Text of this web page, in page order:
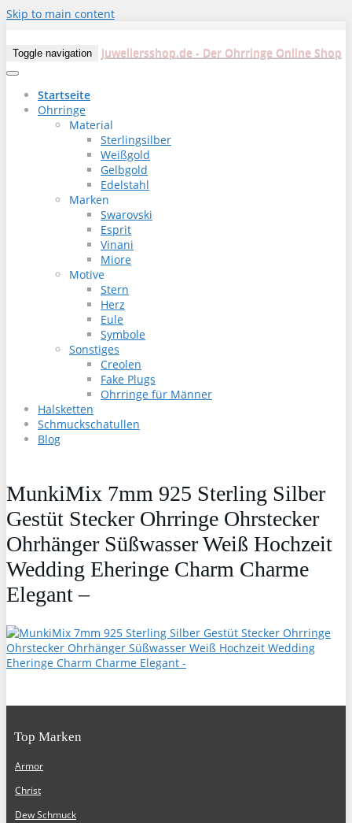
Skip to main content
Toggle navigation Juweliersshop.de - Der Ohrringe Online Shop
Startseite
Ohrringe
Material
Sterlingsilber
Weißgold
Gelbgold
Edelstahl
Marken
Swarovski
Esprit
Vinani
Miore
Motive
Stern
Herz
Eule
Symbole
Sonstiges
Creolen
Fake Plugs
Ohrringe für Männer
Halsketten
Schmuckschatullen
Blog
MunkiMix 7mm 925 Sterling Silber
Gestüt Stecker Ohrringe Ohrstecker
Ohrhänger Süßwasser Weiß Hochzeit
Wedding Eheringe Charm Charme
Elegant –
Top Marken
Armor
Christ
Dew Schmuck